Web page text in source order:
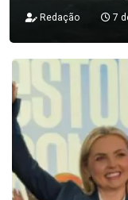
Redação 7